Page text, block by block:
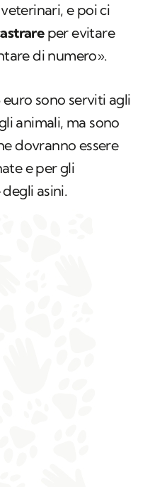
e poi ci
per evitare
di numero».
sono serviti agli
animali, ma sono
dovranno essere
e per gli
asini.